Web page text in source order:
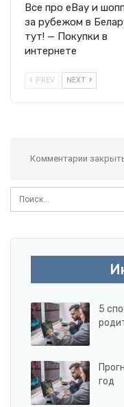
Все про eBay и
за рубежом в
тут! — Покупки в
интернете
PREV NEXT
Комментарии
5
год